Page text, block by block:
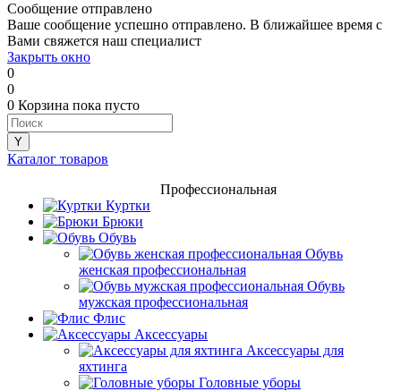
Сообщение отправлено
Ваше сообщение успешно отправлено. В ближайшее время с
Вами свяжется наш специалист
Закрыть окно
0
0
0 Корзина пока пусто
Каталог товаров
Профессиональная
Куртки
Брюки
Обувь
Обувь
женская профессиональная
Обувь
мужская профессиональная
Флис
Аксессуары
Аксессуары для
яхтинга
Головные уборы